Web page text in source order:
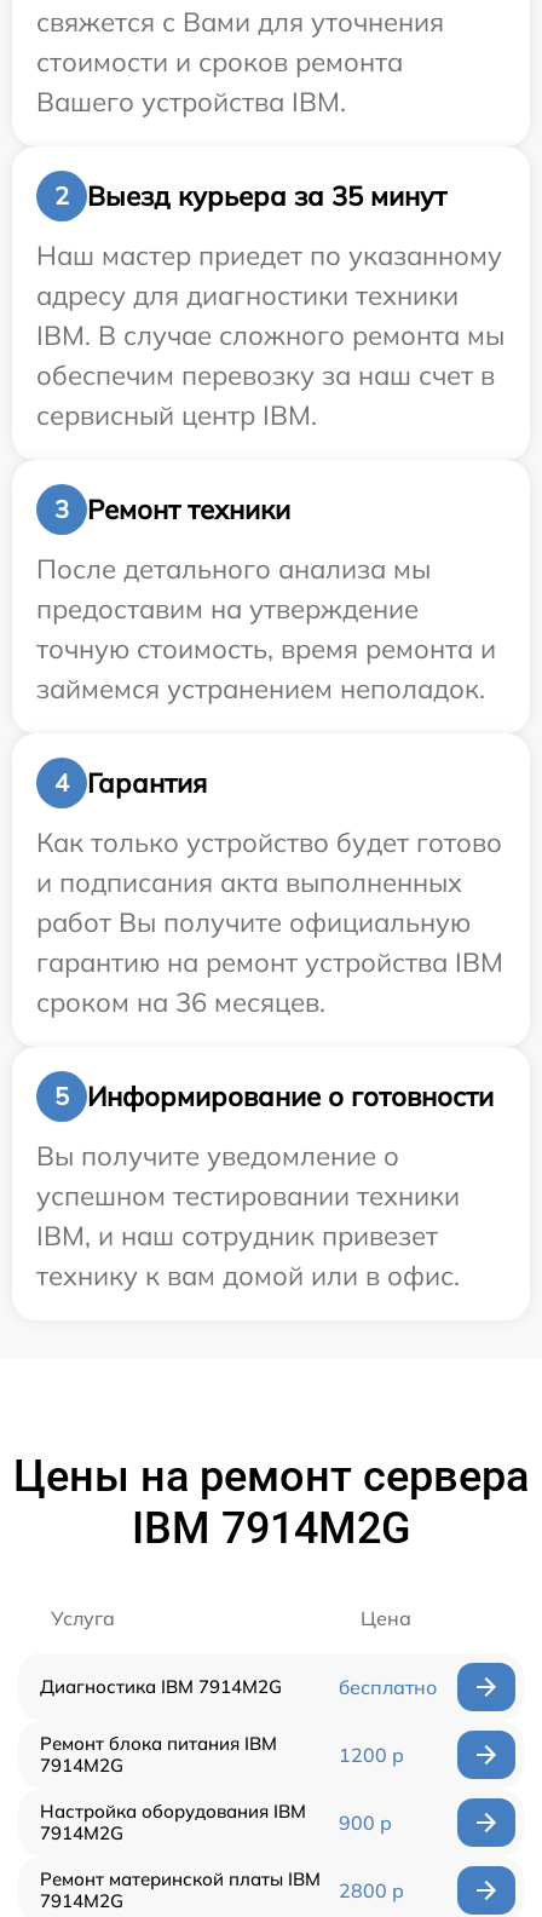
свяжется с Вами для уточнения
стоимости и сроков ремонта
Вашего устройства IBM.
2
Выезд курьера за 35 минут
Наш мастер приедет по указанному
адресу для диагностики техники
IBM. В случае сложного ремонта мы
обеспечим перевозку за наш счет в
сервисный центр IBM.
3
Ремонт техники
После детального анализа мы
предоставим на утверждение
точную стоимость, время ремонта и
займемся устранением неполадок.
4
Гарантия
Как только устройство будет готово
и подписания акта выполненных
работ Вы получите официальную
гарантию на ремонт устройства IBM
сроком на 36 месяцев.
5
Информирование о готовности
Вы получите уведомление о
успешном тестировании техники
IBM, и наш сотрудник привезет
технику к вам домой или в офис.
Цены на ремонт сервера
IBM 7914M2G
Услуга Цена
Диагностика IBM 7914M2G бесплатно
Ремонт блока питания IBM
7914M2G
1200 р
Настройка оборудования IBM
7914M2G
900 р
Ремонт материнской платы IBM
7914M2G
2800 р